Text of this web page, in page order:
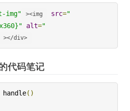
img" ><img src="
alt="
></div>
代码笔记
()